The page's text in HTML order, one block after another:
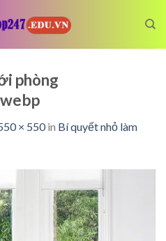
phòng
× 550in Bí quyết nhỏ làm